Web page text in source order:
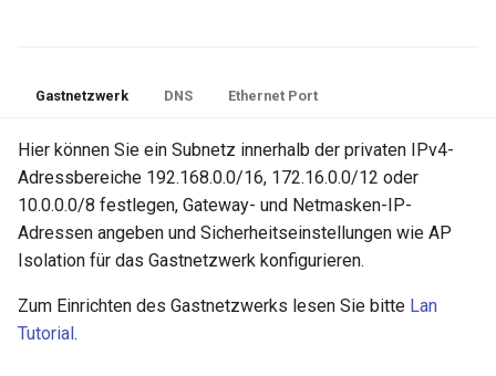
Gastnetzwerk DNS Ethernet Port
Hier können Sie ein Subnetz innerhalb der privaten IPv4-
Adressbereiche 192.168.0.0/16, 172.16.0.0/12 oder
10.0.0.0/8 festlegen, Gateway- und Netmasken-IP-
Adressen angeben und Sicherheitseinstellungen wie AP
Isolation für das Gastnetzwerk konfigurieren.
Zum Einrichten des Gastnetzwerks lesen Sie bitte Lan
Tutorial .